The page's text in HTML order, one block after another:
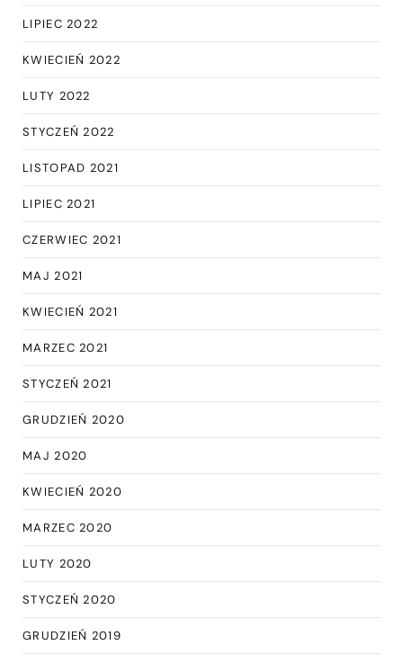
LIPIEC 2022
KWIECIEŃ 2022
LUTY 2022
STYCZEŃ 2022
LISTOPAD 2021
LIPIEC 2021
CZERWIEC 2021
MAJ 2021
KWIECIEŃ 2021
MARZEC 2021
STYCZEŃ 2021
GRUDZIEŃ 2020
MAJ 2020
KWIECIEŃ 2020
MARZEC 2020
LUTY 2020
STYCZEŃ 2020
GRUDZIEŃ 2019